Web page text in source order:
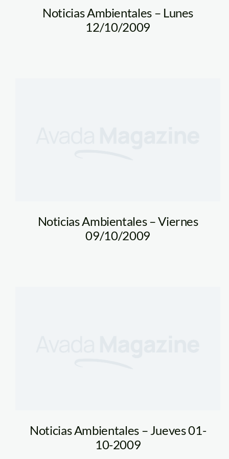
Noticias Ambientales – Lunes
12/10/2009
Noticias Ambientales – Viernes
09/10/2009
Noticias Ambientales – Jueves 01-
10-2009